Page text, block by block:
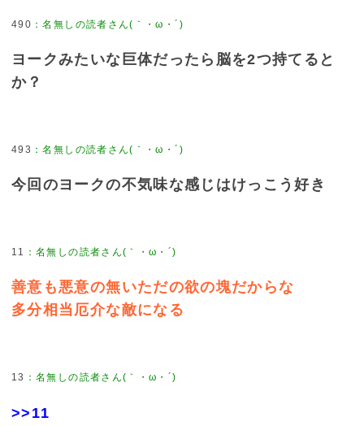
490 ：名無しの読者さん(｀・ω・´)
ヨークみたいな巨体だったら脳を2つ持てると
か？
493 ：名無しの読者さん(｀・ω・´)
今回のヨークの不気味な感じはけっこう好き
11 ：名無しの読者さん(｀・ω・´)
善意も悪意の無いただの欲の塊だからな
多分相当厄介な敵になる
13 ：名無しの読者さん(｀・ω・´)
>>11